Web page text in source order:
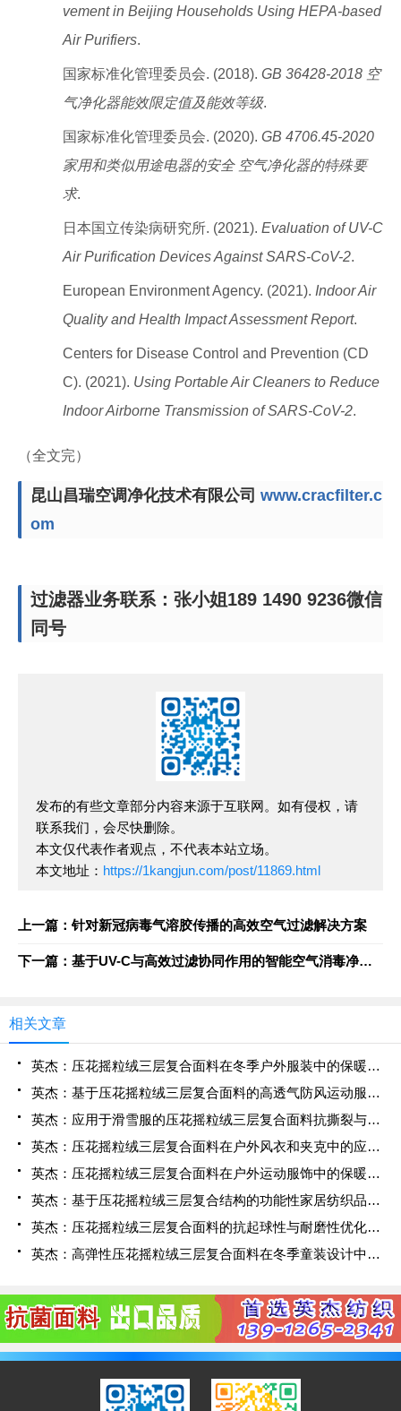
vement in Beijing Households Using HEPA-based
Air Purifiers.
国家标准化管理委员会. (2018). GB 36428-2018 空
气净化器能效限定值及能效等级.
国家标准化管理委员会. (2020). GB 4706.45-2020
家用和类似用途电器的安全 空气净化器的特殊要
求.
日本国立传染病研究所. (2021). Evaluation of UV-C
Air Purification Devices Against SARS-CoV-2.
European Environment Agency. (2021). Indoor Air
Quality and Health Impact Assessment Report.
Centers for Disease Control and Prevention (CD
C). (2021). Using Portable Air Cleaners to Reduce
Indoor Airborne Transmission of SARS-CoV-2.
（全文完）
昆山昌瑞空调净化技术有限公司 www.cracfilter.c
om
过滤器业务联系：张小姐189 1490 9236微信
同号
发布的有些文章部分内容来源于互联网。如有侵权，请
联系我们，会尽快删除。
本文仅代表作者观点，不代表本站立场。
本文地址： https://1kangjun.com/post/11869.html
上一篇：针对新冠病毒气溶胶传播的高效空气过滤解决方案
下一篇：基于UV-C与高效过滤协同作用的智能空气消毒净化装置设计
相关文章
英杰：压花摇粒绒三层复合面料在冬季户外服装中的保暖性能优化研究
英杰：基于压花摇粒绒三层复合面料的高透气防风运动服饰开发
英杰：应用于滑雪服的压花摇粒绒三层复合面料抗撕裂与耐磨性提升技术
英杰：压花摇粒绒三层复合面料在户外风衣和夹克中的应用与性能
英杰：压花摇粒绒三层复合面料在户外运动服饰中的保暖与透气性能研究
英杰：基于压花摇粒绒三层复合结构的功能性家居纺织品开发与应用
英杰：压花摇粒绒三层复合面料的抗起球性与耐磨性优化技术分析
英杰：高弹性压花摇粒绒三层复合面料在冬季童装设计中的应用实践